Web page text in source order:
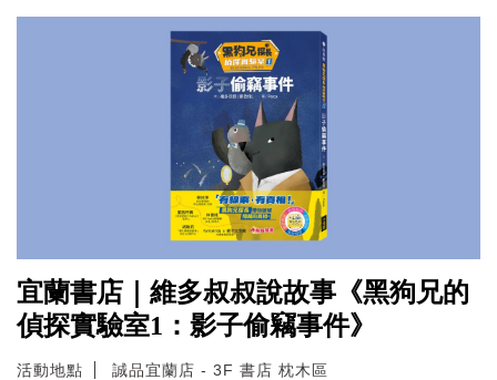
宜蘭書店｜維多叔叔說故事《黑狗兄的
偵探實驗室1：影子偷竊事件》
活動地點
誠品宜蘭店 - 3F 書店 枕木區